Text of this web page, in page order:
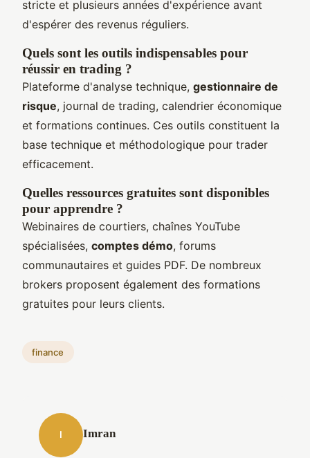
stricte et plusieurs années d'expérience avant
d'espérer des revenus réguliers.
Quels sont les outils indispensables pour
réussir en trading ?
Plateforme d'analyse technique, gestionnaire de
risque, journal de trading, calendrier économique
et formations continues. Ces outils constituent la
base technique et méthodologique pour trader
efficacement.
Quelles ressources gratuites sont disponibles
pour apprendre ?
Webinaires de courtiers, chaînes YouTube
spécialisées, comptes démo, forums
communautaires et guides PDF. De nombreux
brokers proposent également des formations
gratuites pour leurs clients.
finance
I Imran